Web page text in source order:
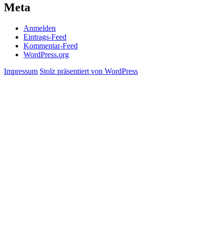
Meta
Anmelden
Eintrags-Feed
Kommentar-Feed
WordPress.org
Impressum Stolz präsentiert von WordPress